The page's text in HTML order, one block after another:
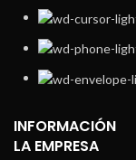
INFORMACIÓN
LA EMPRESA